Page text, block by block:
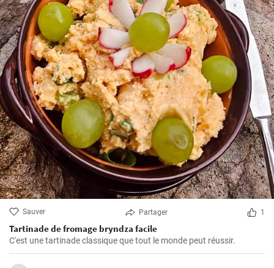
Sauver Partager 1
Tartinade de fromage bryndza facile
C'est une tartinade classique que tout le monde peut réussir.